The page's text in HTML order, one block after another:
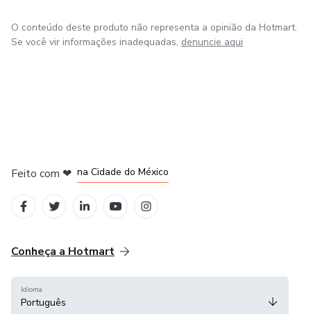
O conteúdo deste produto não representa a opinião da Hotmart.
Se você vir informações inadequadas, denuncie aqui
Feito com ❤ na Cidade do México
Conheça a Hotmart
Idioma
Português